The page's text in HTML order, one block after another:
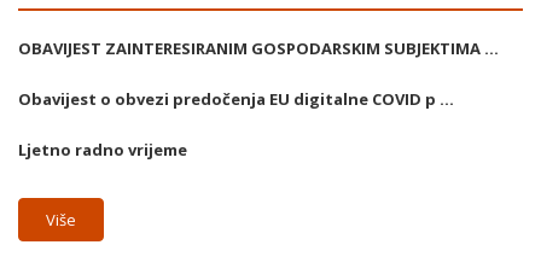
OBAVIJEST ZAINTERESIRANIM GOSPODARSKIM SUBJEKTIMA ...
Obavijest o obvezi predočenja EU digitalne COVID p ...
Ljetno radno vrijeme
Više